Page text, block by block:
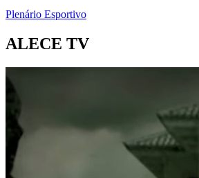
Plenário Esportivo
ALECE TV